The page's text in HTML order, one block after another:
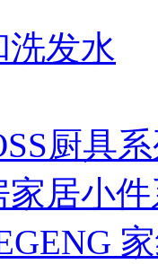
洗发水
厨具
家居小